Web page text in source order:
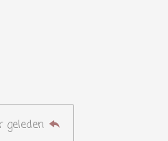
geleden